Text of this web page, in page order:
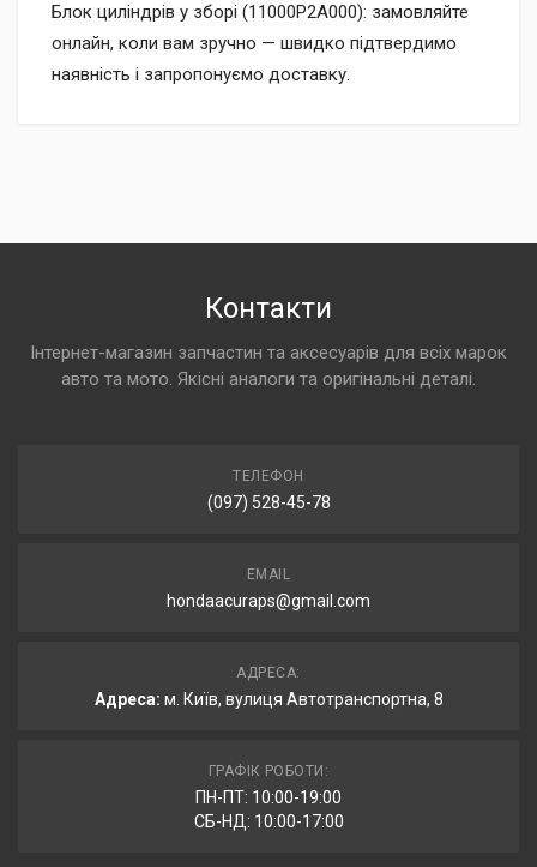
Блок циліндрів у зборі (11000P2A000): замовляйте
онлайн, коли вам зручно — швидко підтвердимо
наявність і запропонуємо доставку.
Контакти
Інтернет-магазин запчастин та аксесуарів для всіх марок
авто та мото. Якісні аналоги та оригінальні деталі.
ТЕЛЕФОН
(097) 528-45-78
EMAIL
hondaacuraps@gmail.com
АДРЕСА:
Адреса: м. Київ, вулиця Автотранспортна, 8
ГРАФІК РОБОТИ:
ПН-ПТ: 10:00-19:00
СБ-НД: 10:00-17:00